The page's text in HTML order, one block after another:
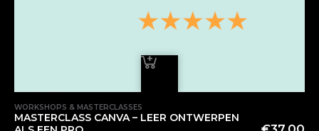
WORKSHOPS & MASTERCLASSES
MASTERCLASS CANVA – LEER ONTWERPEN